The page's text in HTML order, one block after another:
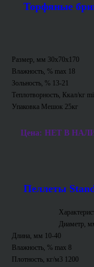
Торфяные
Размер, мм 30х70х170
Влажность, % max 18
Зольность, % 13-21
Теплотворность, Ккал/кг
Упаковка Мешок 25кг
Цена: НЕТ В
Пеллеты
Диаметр,
Длина, мм 10-40
Влажность, % max 8
Плотность, кг/м3 1200